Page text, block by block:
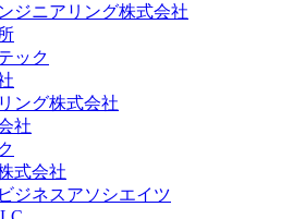
ジニアリング株式会社
ック
ング株式会社
社
式会社
ジネスアソシエイツ